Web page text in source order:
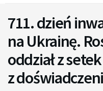
711. dzień
na Ukrainę.
oddział z
z